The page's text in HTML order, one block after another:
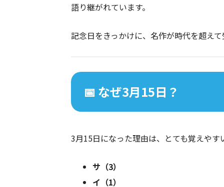
語り継がれています。
記念日をきっかけに、名作が時代を超え
📅 なぜ3月15日？
3月15日になった理由は、とても覚えやす
サ（3）
イ（1）